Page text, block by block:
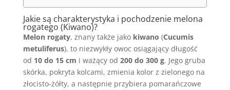
Jakie są charakterystyka i pochodzenie melona
rogatego (Kiwano)?
Melon rogaty, znany także jako kiwano (Cucumis
metuliferus), to niezwykły owoc osiągający długość
od 10 do 15 cm i ważący od 200 do 300 g. Jego gruba
skórka, pokryta kolcami, zmienia kolor z zielonego na
złocisto-żółty, a następnie przybiera pomarańczowe